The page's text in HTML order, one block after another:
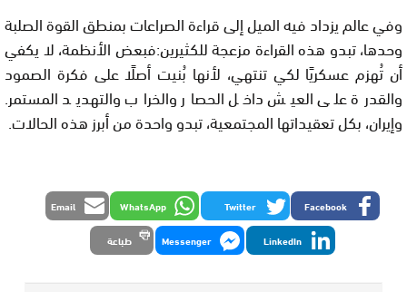
وفي عالم يزداد فيه الميل إلى قراءة الصراعات بمنطق القوة الصلبة
وحدها، تبدو هذه القراءة مزعجة للكثيرين:فبعض الأنظمة، لا يكفي
أن تُهزم عسكريًا لكي تنتهي، لأنها بُنيت أصلًا على فكرة الصمود
والقدرة على العيش داخل الحصار والخراب والتهديد المستمر.
وإيران، بكل تعقيداتها المجتمعية، تبدو واحدة من أبرز هذه الحالات.
Facebook
Twitter
WhatsApp
Email
LinkedIn
Messenger طباعة